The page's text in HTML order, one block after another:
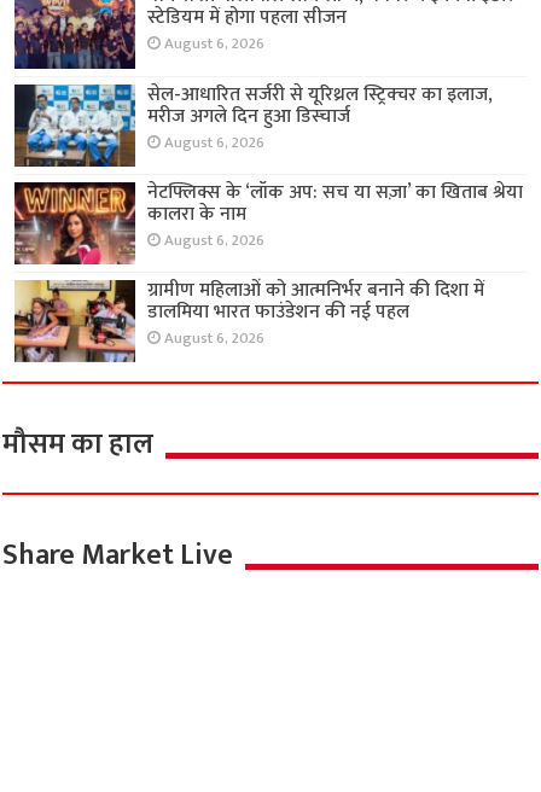
स्टेडियम में होगा पहला सीजन
August 6, 2026
सेल-आधारित सर्जरी से यूरिथ्रल स्ट्रिक्चर का इलाज,
मरीज अगले दिन हुआ डिस्चार्ज
August 6, 2026
नेटफ्लिक्स के ‘लॉक अप: सच या सज़ा’ का खिताब श्रेया
कालरा के नाम
August 6, 2026
ग्रामीण महिलाओं को आत्मनिर्भर बनाने की दिशा में
डालमिया भारत फाउंडेशन की नई पहल
August 6, 2026
मौसम का हाल
Share Market Live